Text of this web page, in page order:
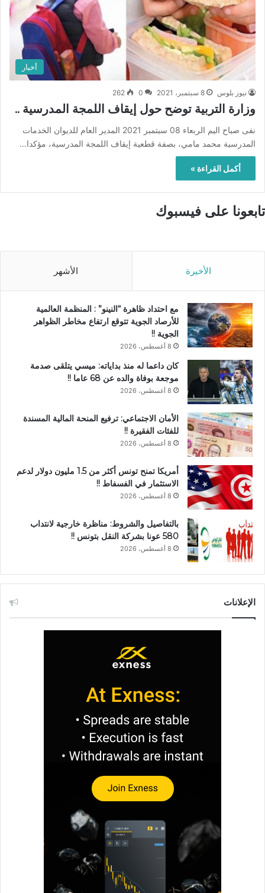
أخبار
نيوز بلوس 8 سبتمبر، 2021 0
262
وزارة التربية توضح حول إيقاف اللمجة المدرسية ..
نفى صباح اليم الربعاء 08 سبتمبر 2021 المدير العام للديوان الخدمات
المدرسية محمد مامي، بصفة قطعية إيقاف اللمجة المدرسية، مؤكدا…
أكمل القراءة »
تابعونا على فيسبوك
الأخيرة الأشهر
مع احتداد ظاهرة “النينو” : المنظمة العالمية
للأرصاد الجوية تتوقع ارتفاع مخاطر الظواهر
الجوية !!
8 أغسطس، 2026
كان داعما له منذ بداياته: ميسي يتلقى صدمة
موجعة بوفاة والده عن 68 عاما !!
8 أغسطس، 2026
الأمان الاجتماعي: ترفيع المنحة المالية المسندة
للفئات الفقيرة !!
8 أغسطس، 2026
أمريكا تمنح تونس أكثر من 1.5 مليون دولار لدعم
الاستثمار في الفسفاط !!
8 أغسطس، 2026
بالتفاصيل والشروط: مناظرة خارجية لانتداب
580 عونا بشركة النقل بتونس !!
8 أغسطس، 2026
الإعلانات